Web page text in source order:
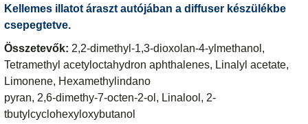
Kellemes illatot áraszt autójában a diffuser készülékbe
csepegtetve.
Összetevők: 2,2-dimethyl-1,3-dioxolan-4-ylmethanol,
Tetramethyl acetyloctahydron aphthalenes, Linalyl acetate,
Limonene, Hexamethylindano
pyran, 2,6-dimethy-7-octen-2-ol, Linalool, 2-
tbutylcyclohexyloxybutanol